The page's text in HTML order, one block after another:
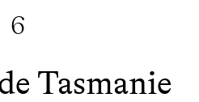
6
Tasmanie